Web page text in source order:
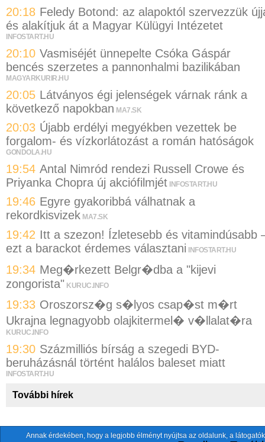
20:18 Feledy Botond: az alapoktól szervezzük
és alakítjuk át a Magyar Külügyi Intézetet
INFOSTART.HU
20:10 Vasmiséjét ünnepelte Csóka Gáspár
bencés szerzetes a pannonhalmi bazilikában
MAGYARKURIR.HU
20:05 Látványos égi jelenségek várnak ránk a
következő napokban MA7.SK
20:03 Újabb erdélyi megyékben vezettek be
forgalom- és vízkorlátozást a román hatóságok
GONDOLA.HU
19:54 Antal Nimród rendezi Russell Crowe és
Priyanka Chopra új akciófilmjét INFOSTART.HU
19:46 Egyre gyakoribbá válhatnak a
rekordkisvizek MA7.SK
19:42 Itt a szezon! Ízletesebb és vitamindúsabb
ezt a barackot érdemes választani
INFOSTART.HU
19:34 Meg�rkezett Belgr�dba a "kijevi
zongorista" KURUC.INFO
19:33 Oroszorsz�g s�lyos csap�st m�rt
Ukrajna legnagyobb olajkitermel� v�llalat�ra
KURUC.INFO
19:30 Százmilliós bírság a szegedi BYD-
beruházásnál történt halálos baleset miatt
INFOSTART.HU
További hírek
Annak érdekében, hogy a legjobb élményt nyújtsa az oldalunk, a látogatók